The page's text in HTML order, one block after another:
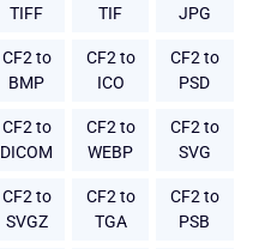
TIFF
TIF
JPG
CF2 to
BMP
CF2 to
ICO
CF2 to
PSD
CF2 to
DICOM
CF2 to
WEBP
CF2 to
SVG
CF2 to
SVGZ
CF2 to
TGA
CF2 to
PSB